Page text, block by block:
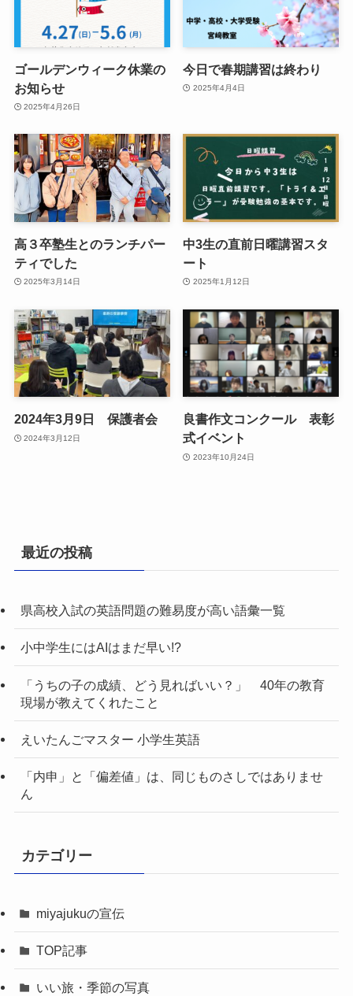
ゴールデンウィーク休業の
お知らせ
2025年4月26日
今日で春期講習は終わり
2025年4月4日
高３卒塾生とのランチパー
ティでした
2025年3月14日
中3生の直前日曜講習スタ
ート
2025年1月12日
2024年3月9日 保護者会
2024年3月12日
良書作文コンクール 表彰
式イベント
2023年10月24日
最近の投稿
県高校入試の英語問題の難易度が高い語彙一覧
小中学生にはAIはまだ早い!?
「うちの子の成績、どう見ればいい？」 40年の教育
現場が教えてくれたこと
えいたんごマスター 小学生英語
「内申」と「偏差値」は、同じものさしではありませ
ん
カテゴリー
miyajukuの宣伝
TOP記事
いい旅・季節の写真